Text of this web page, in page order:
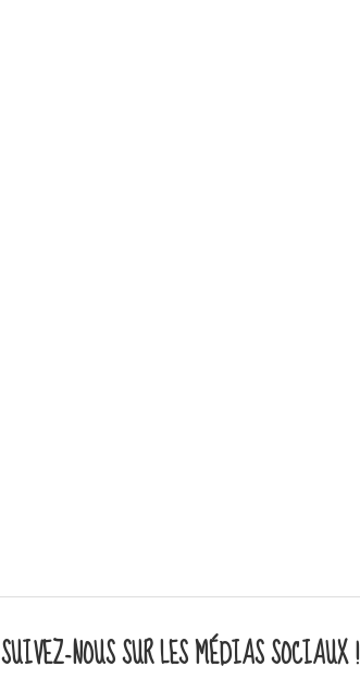
SUIVEZ-NOUS SUR LES MÉDIAS SOCIAUX !